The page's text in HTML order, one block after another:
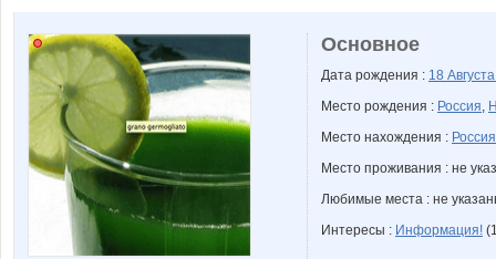
Основное
Дата рождения : 18
Место рождения : Россия,
Место нахождения : Россия
Место проживания : не
Любимые места : не
Интересы : Информация!